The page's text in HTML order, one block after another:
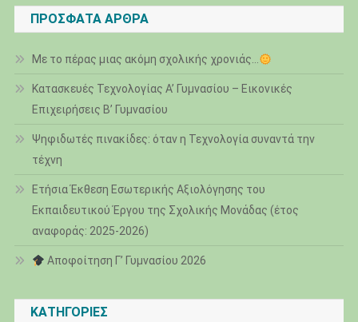
ΠΡΌΣΦΑΤΑ ΆΡΘΡΑ
Με το πέρας μιας ακόμη σχολικής χρονιάς…
Κατασκευές Τεχνολογίας Α’ Γυμνασίου – Εικονικές
Επιχειρήσεις Β’ Γυμνασίου
Ψηφιδωτές πινακίδες: όταν η Τεχνολογία συναντά την
τέχνη
Ετήσια Έκθεση Εσωτερικής Αξιολόγησης του
Εκπαιδευτικού Έργου της Σχολικής Μονάδας (έτος
αναφοράς: 2025-2026)
Αποφοίτηση Γ’ Γυμνασίου 2026
KΑΤΗΓΟΡΊΕΣ